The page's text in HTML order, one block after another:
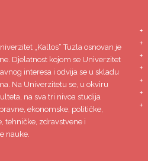
„Kallos“ Tuzlaosnovan je
Djelatnost kojom se Univerzitet
interesa i odvija se u skladu
Na Univerzitetu se, u okviru
na sva tri nivoa studija
ekonomske, političke,
tehničke, zdravstvene i
nauke.